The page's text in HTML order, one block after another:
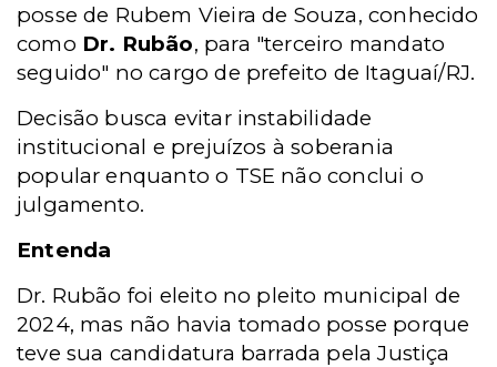
posse de Rubem Vieira de Souza, conhecido
como Dr. Rubão, para "terceiro mandato
seguido" no cargo de prefeito de Itaguaí/RJ.
Decisão busca evitar instabilidade
institucional e prejuízos à soberania
popular enquanto o TSE não conclui o
julgamento.
Entenda
Dr. Rubão foi eleito no pleito municipal de
2024, mas não havia tomado posse porque
teve sua candidatura barrada pela Justiça